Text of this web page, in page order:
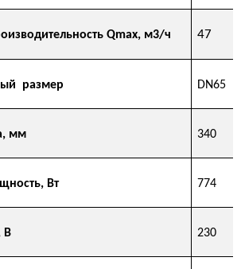
Qmax, м3/ч 47
размер DN65
мм 340
Вт 774
В 230